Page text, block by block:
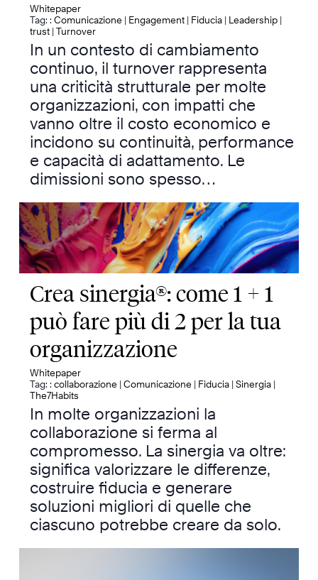
Whitepaper
Tag: : Comunicazione | Engagement | Fiducia | Leadership |
trust |Turnover
In un contesto di cambiamento
continuo, il turnover rappresenta
una criticità strutturale per molte
organizzazioni, con impatti che
vanno oltre il costo economico e
incidono su continuità, performance
e capacità di adattamento. Le
dimissioni sono spesso…
Crea sinergia®: come 1 + 1
può fare più di 2 per la tua
organizzazione
Whitepaper
Tag: : collaborazione |Comunicazione | Fiducia |Sinergia |
The7Habits
In molte organizzazioni la
collaborazione si ferma al
compromesso. La sinergia va oltre:
significa valorizzare le differenze,
costruire fiducia e generare
soluzioni migliori di quelle che
ciascuno potrebbe creare da solo.